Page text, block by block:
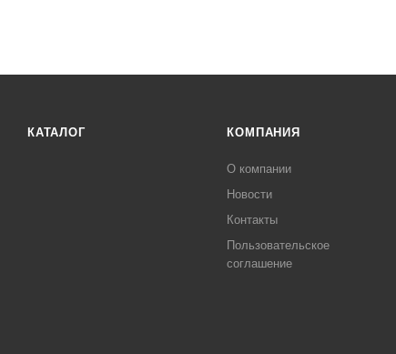
КАТАЛОГ КОМПАНИЯ
О компании
Новости
Контакты
Пользовательское
соглашение